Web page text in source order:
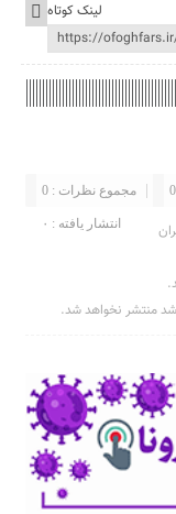
لینک کوتاه
مجموع نظرات : 0
انتشار یافته : ۰
منتشر نخواهد شد.